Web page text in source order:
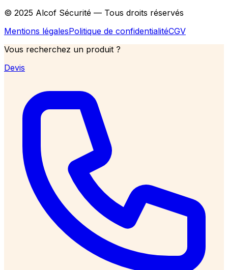
© 2025 Alcof Sécurité — Tous droits réservés
Mentions légalesPolitique de confidentialitéCGV
Vous recherchez un produit ?
Devis